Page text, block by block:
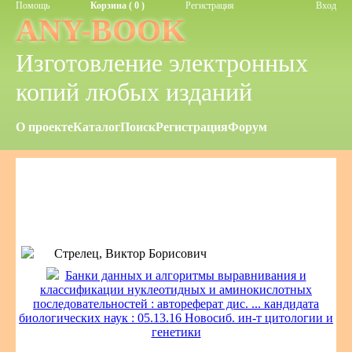
Помощь Корзина ( 0 ) Регистрация Вход
ANY-BOOK
Изготовление электронных
копий любых изданий
О проектеКаталогПоискРегистрацияФорум
Стрелец, Виктор Борисович
Банки данных и алгоритмы выравнивания и
классификации нуклеотидных и аминокислотных
последовательностей : автореферат дис. ... кандидата
биологических наук : 05.13.16 Новосиб. ин-т цитологии и
генетики